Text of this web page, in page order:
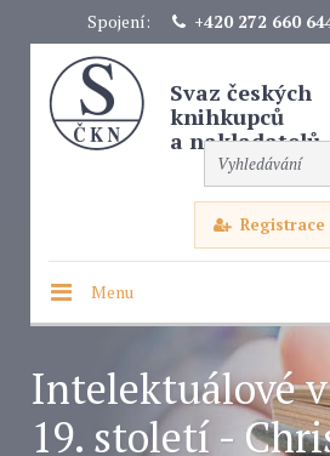
Spojení: +420 272 660
Svaz českých
knihkupců
a nakladatelů
Registrace
Menu
Intelektuálové
19. století -